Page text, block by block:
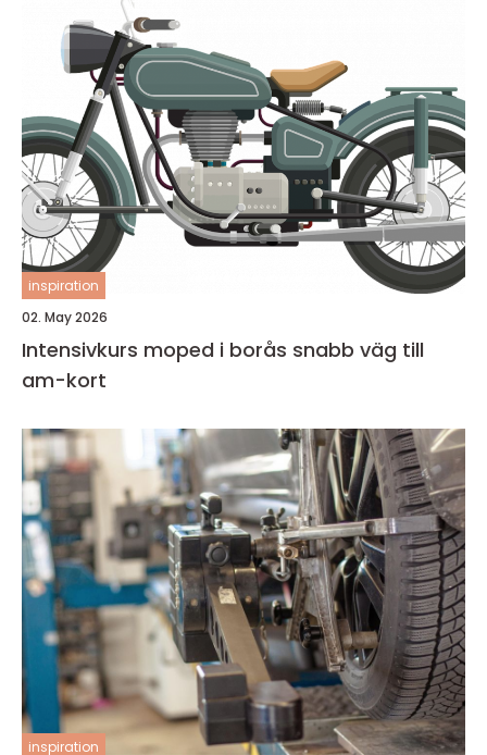
inspiration
02. May 2026
Intensivkurs moped i borås snabb väg till
am-kort
inspiration